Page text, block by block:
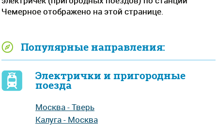
Чемерное отображено на этой странице.
Популярные направления:
Электрички и пригородные
поезда
Москва - Тверь
Калуга - Москва